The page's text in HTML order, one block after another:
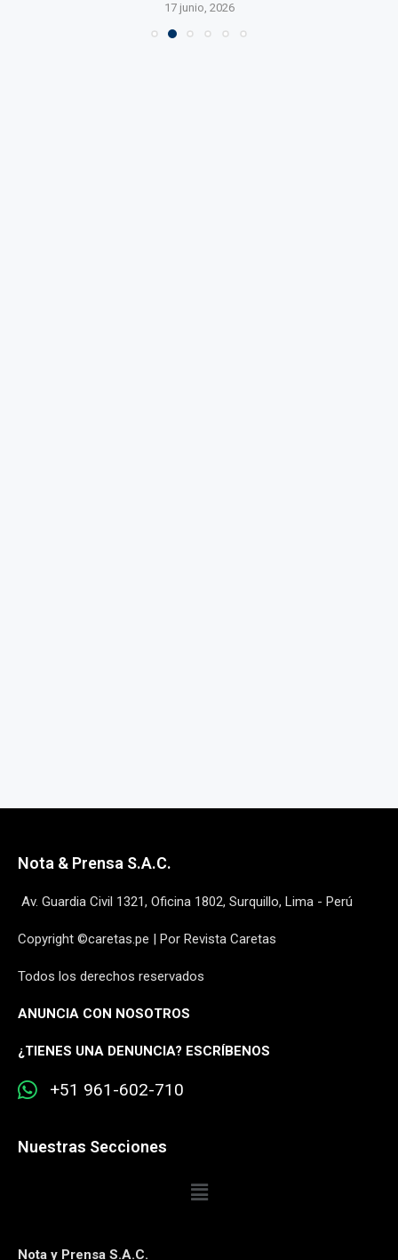
17 junio, 2026
Nota & Prensa S.A.C.
Av. Guardia Civil 1321, Oficina 1802, Surquillo, Lima - Perú
Copyright ©caretas.pe | Por Revista Caretas
Todos los derechos reservados
ANUNCIA CON NOSOTROS
¿TIENES UNA DENUNCIA? ESCRÍBENOS
+51 961-602-710
Nuestras Secciones
Nota y Prensa S.A.C.